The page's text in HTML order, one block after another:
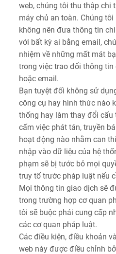
web, chúng tôi thu thập chi
máy chủ an toàn. Chúng
không nên đưa thông tin
với bất kỳ ai bằng email,
nhiệm về những mất mát
trong việc trao đổi thông tin
hoặc email.
Bạn tuyệt đối không sử
công cụ hay hình thức nào
thống hay làm thay đổi cấu
cấm việc phát tán, truyền
hoạt động nào nhằm can
nhập vào dữ liệu của hệ
phạm sẽ bị tước bỏ mọi
truy tố trước pháp luật nếu
Mọi thông tin giao dịch sẽ
trong trường hợp cơ quan
tôi sẽ buộc phải cung cấp
các cơ quan pháp luật.
Các điều kiện, điều khoản
web này được điều chỉnh